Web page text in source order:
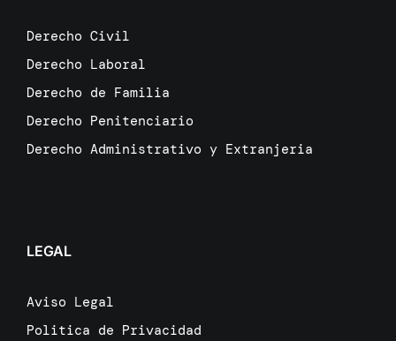
Derecho Civil
Derecho Laboral
Derecho de Familia
Derecho Penitenciario
Derecho Administrativo y Extranjeria
LEGAL
Aviso Legal
Politica de Privacidad